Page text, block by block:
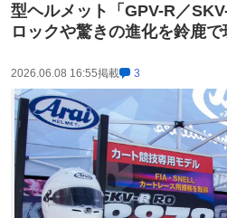
型ヘルメット「GPV-R／
ロックや驚きの進化を鈴鹿
2026.06.08 16:55掲載 3